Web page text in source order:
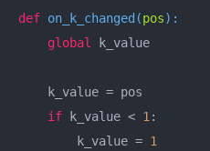
def on_k_changed (pos):
global
k_value
    k_value = pos
if k_value < 1 :
        k_value =
1